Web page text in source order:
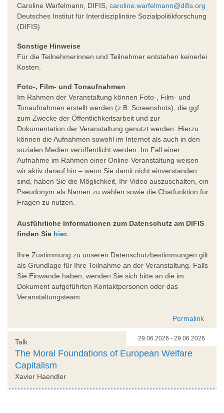
Caroline Warfelmann, DIFIS, caroline.warfelmann@difis.org
Deutsches Institut für Interdisziplinäre Sozialpolitikforschung
(DIFIS)
Sonstige Hinweise
Für die Teilnehmerinnen und Teilnehmer entstehen keinerlei
Kosten.
Foto-, Film- und Tonaufnahmen
Im Rahmen der Veranstaltung können Foto-, Film- und
Tonaufnahmen erstellt werden (z.B. Screenshots), die ggf.
zum Zwecke der Öffentlichkeitsarbeit und zur
Dokumentation der Veranstaltung genutzt werden. Hierzu
können die Aufnahmen sowohl im Internet als auch in den
sozialen Medien veröffentlicht werden. Im Fall einer
Aufnahme im Rahmen einer Online-Veranstaltung weisen
wir aktiv darauf hin – wenn Sie damit nicht einverstanden
sind, haben Sie die Möglichkeit, Ihr Video auszuschalten, ein
Pseudonym als Namen zu wählen sowie die Chatfunktion für
Fragen zu nutzen.
Ausführliche Informationen zum Datenschutz am DIFIS
finden Sie hier.
Ihre Zustimmung zu unseren Datenschutzbestimmungen gilt
als Grundlage für Ihre Teilnahme an der Veranstaltung. Falls
Sie Einwände haben, wenden Sie sich bitte an die im
Dokument aufgeführten Kontaktpersonen oder das
Veranstaltungsteam.
Permalink
29.06.2026 - 29.06.2026
Talk
The Moral Foundations of European Welfare
Capitalism
Xavier Haendler